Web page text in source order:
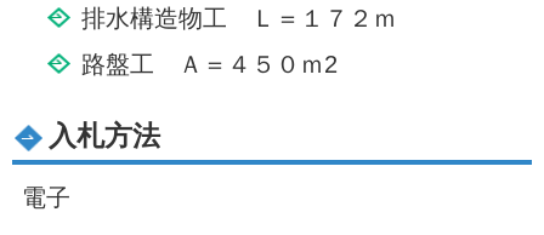
排水構造物工 Ｌ＝１７２ｍ
路盤工 Ａ＝４５０ｍ2
入札方法
電子